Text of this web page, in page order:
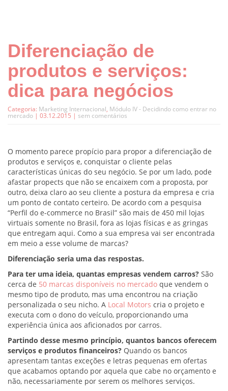
Diferenciação de
produtos e serviços:
dica para negócios
Categoria: Marketing Internacional, Módulo IV - Decidindo como entrar no
mercado | 03.12.2015 | sem comentários
O momento parece propício para propor a diferenciação de
produtos e serviços e, conquistar o cliente pelas
características únicas do seu negócio. Se por um lado, pode
afastar propects que não se encaixem com a proposta, por
outro, deixa claro ao seu cliente a postura da empresa e cria
um ponto de contato certeiro. De acordo com a pesquisa
“Perfil do e-commerce no Brasil” são mais de 450 mil lojas
virtuais somente no Brasil, fora as lojas físicas e as gringas
que entregam aqui. Como a sua empresa vai ser encontrada
em meio a esse volume de marcas?
Diferenciação seria uma das respostas.
Para ter uma ideia, quantas empresas vendem carros? São
cerca de 50 marcas disponíveis no mercado que vendem o
mesmo tipo de produto, mas uma encontrou na criação
personalizada o seu nicho. A Local Motors cria o projeto e
executa com o dono do veículo, proporcionando uma
experiência única aos aficionados por carros.
Partindo desse mesmo princípio, quantos bancos oferecem
serviços e produtos financeiros? Quando os bancos
apresentam tantas exceções e letras pequenas em ofertas
que acabamos optando por aquela que cabe no orçamento e
não, necessariamente por serem os melhores serviços.